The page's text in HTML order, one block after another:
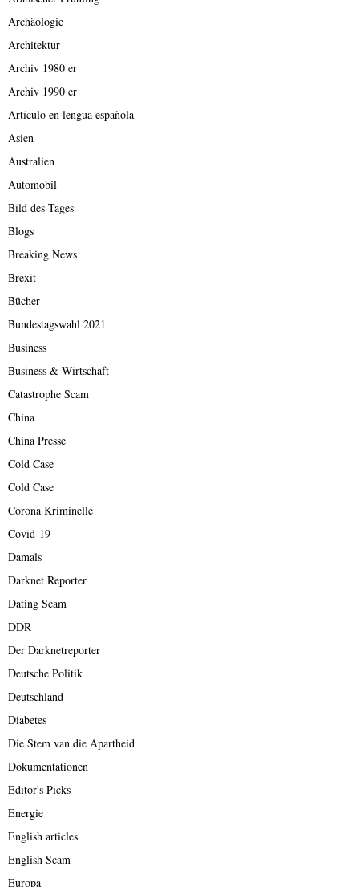
Archäologie
Architektur
Archiv 1980 er
Archiv 1990 er
Artículo en lengua española
Asien
Australien
Automobil
Bild des Tages
Blogs
Breaking News
Brexit
Bücher
Bundestagswahl 2021
Business
Business & Wirtschaft
Catastrophe Scam
China
China Presse
Cold Case
Cold Case
Corona Kriminelle
Covid-19
Damals
Darknet Reporter
Dating Scam
DDR
Der Darknetreporter
Deutsche Politik
Deutschland
Diabetes
Die Stem van die Apartheid
Dokumentationen
Editor's Picks
Energie
English articles
English Scam
Europa